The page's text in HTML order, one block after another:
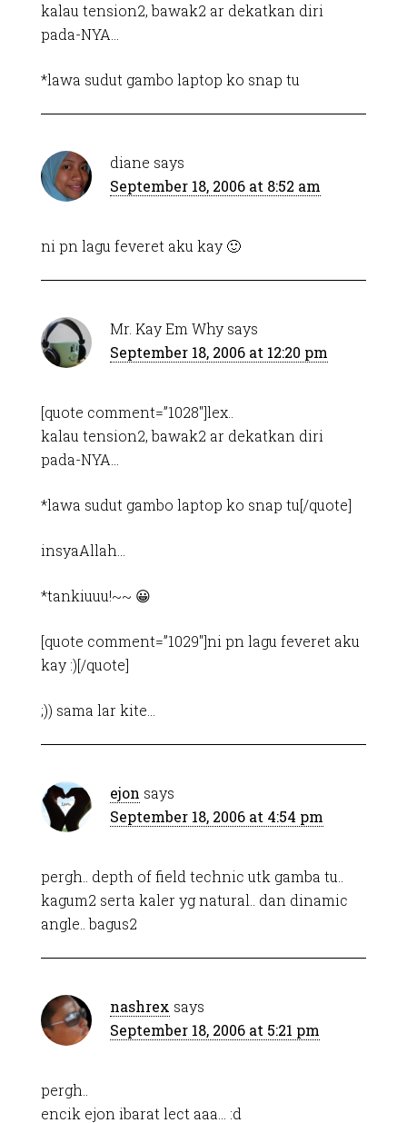
kalau tension2, bawak2 ar dekatkan diri
pada-NYA…
*lawa sudut gambo laptop ko snap tu
diane says
September 18, 2006 at 8:52 am
ni pn lagu feveret aku kay 🙂
Mr. Kay Em Why says
September 18, 2006 at 12:20 pm
[quote comment=”1028″]lex..
kalau tension2, bawak2 ar dekatkan diri
pada-NYA…
*lawa sudut gambo laptop ko snap tu[/quote]
insyaAllah…
*tankiuuu!~~ 😀
[quote comment=”1029″]ni pn lagu feveret aku
kay :)[/quote]
;)) sama lar kite…
ejon says
September 18, 2006 at 4:54 pm
pergh.. depth of field technic utk gamba tu..
kagum2 serta kaler yg natural.. dan dinamic
angle.. bagus2
nashrex says
September 18, 2006 at 5:21 pm
pergh..
encik ejon ibarat lect aaa… :d